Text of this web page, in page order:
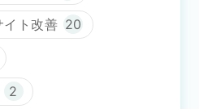
イト改善 20
2